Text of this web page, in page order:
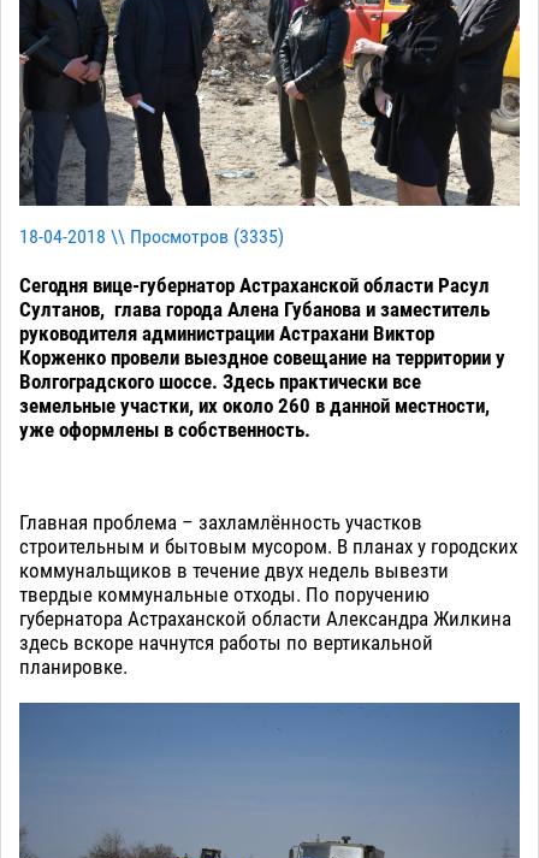
18-04-2018 \\ Просмотров (3335)
Сегодня вице-губернатор Астраханской области Расул
Султанов, глава города Алена Губанова и заместитель
руководителя администрации Астрахани Виктор
Корженко провели выездное совещание на территории у
Волгоградского шоссе. Здесь практически все
земельные участки, их около 260 в данной местности,
уже оформлены в собственность.
Главная проблема – захламлённость участков
строительным и бытовым мусором. В планах у городских
коммунальщиков в течение двух недель вывезти
твердые коммунальные отходы. По поручению
губернатора Астраханской области Александра Жилкина
здесь вскоре начнутся работы по вертикальной
планировке.